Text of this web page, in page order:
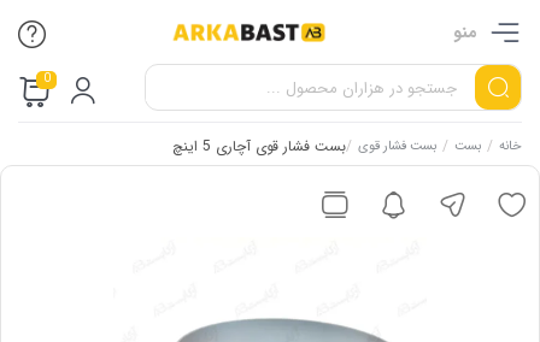
منو
0
خانه / بست / بست فشار قوی /بست فشار قوی آچاری 5 اینچ